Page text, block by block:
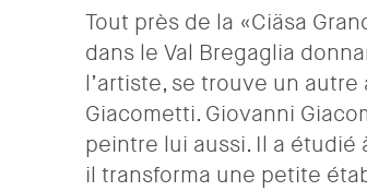
Tout près de la «Ciäsa
dans le Val Bregaglia
l’artiste, se trouve un
Giacometti. Giovanni
peintre lui aussi. Il a étudié
il transforma une petite